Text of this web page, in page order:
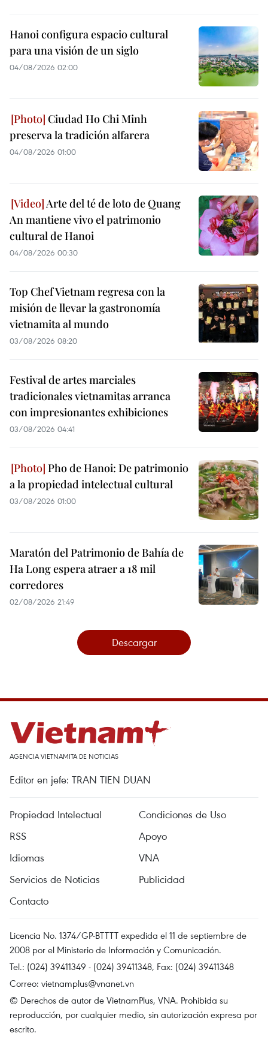
Hanoi configura espacio cultural
para una visión de un siglo
04/08/2026 02:00
Ciudad Ho Chi Minh
preserva la tradición alfarera
04/08/2026 01:00
Arte del té de loto de Quang
An mantiene vivo el patrimonio
cultural de Hanoi
04/08/2026 00:30
Top Chef Vietnam regresa con la
misión de llevar la gastronomía
vietnamita al mundo
03/08/2026 08:20
Festival de artes marciales
tradicionales vietnamitas arranca
con impresionantes exhibiciones
03/08/2026 04:41
Pho de Hanoi: De patrimonio
a la propiedad intelectual cultural
03/08/2026 01:00
Maratón del Patrimonio de Bahía de
Ha Long espera atraer a 18 mil
corredores
02/08/2026 21:49
Descargar
AGENCIA VIETNAMITA DE NOTICIAS
Editor en jefe: TRAN TIEN DUAN
Propiedad Intelectual
Condiciones de Uso
RSS
Apoyo
Idiomas
VNA
Servicios de Noticias
Publicidad
Contacto
Licencia No. 1374/GP-BTTTT expedida el 11 de septiembre de
2008 por el Ministerio de Información y Comunicación.
Tel.: (024) 39411349 - (024) 39411348, Fax: (024) 39411348
Correo: vietnamplus@vnanet.vn
© Derechos de autor de VietnamPlus, VNA. Prohibida su
reproducción, por cualquier medio, sin autorización expresa por
escrito.